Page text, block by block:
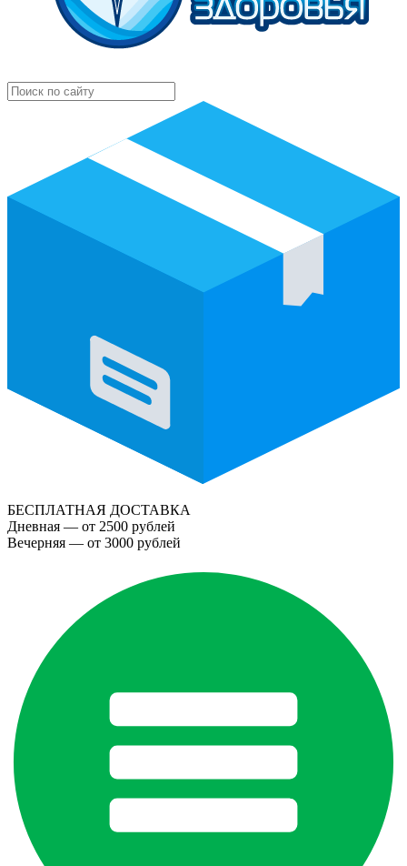
БЕСПЛАТНАЯ ДОСТАВКА
Дневная — от 2500 рублей
Вечерняя — от 3000 рублей